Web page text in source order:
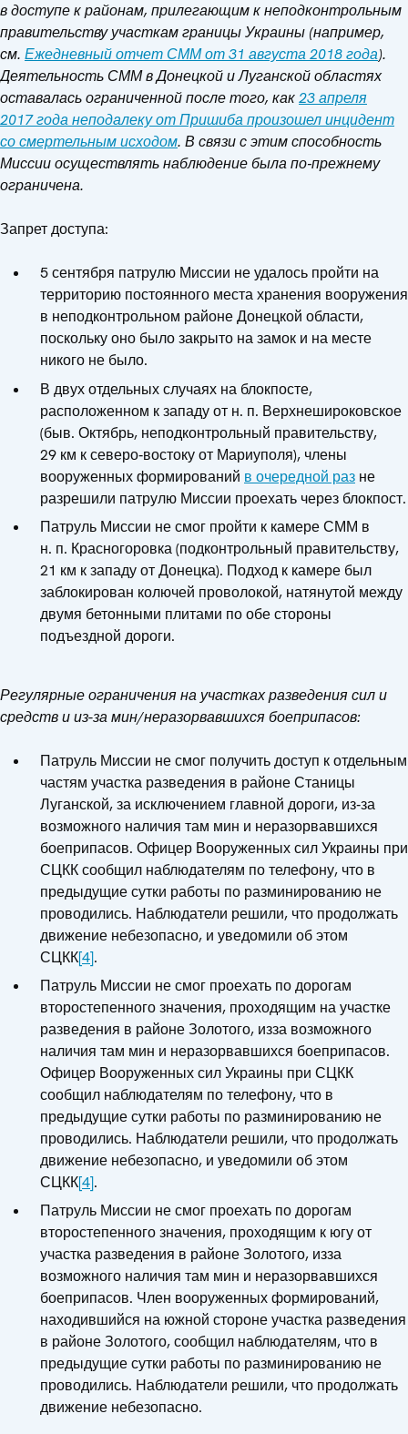
в доступе к районам, прилегающим к неподконтрольным
правительству участкам границы Украины (например,
см. Ежедневный отчет СММ от 31 августа 2018 года).
Деятельность СММ в Донецкой и Луганской областях
оставалась ограниченной после того, как23 апреля
2017 года неподалеку от Пришиба произошел инцидент
со смертельным исходом. В связи с этим способность
Миссии осуществлять наблюдение была по‑прежнему
ограничена.
Запрет доступа:
5 сентября патрулю Миссии не удалось пройти на
территорию постоянного места хранения вооружения
в неподконтрольном районе Донецкой области,
поскольку оно было закрыто на замок и на месте
никого не было.
В двух отдельных случаях на блокпосте,
расположенном к западу от н. п. Верхнешироковское
(быв. Октябрь, неподконтрольный правительству,
29 км к северо‑востоку от Мариуполя), члены
вооруженных формирований в очередной раз не
разрешили патрулю Миссии проехать через блокпост.
Патруль Миссии не смог пройти к камере СММ в
н. п. Красногоровка (подконтрольный правительству,
21 км к западу от Донецка). Подход к камере был
заблокирован колючей проволокой, натянутой между
двумя бетонными плитами по обе стороны
подъездной дороги.
Регулярные ограничения на участках разведения сил и
средств и из-за мин/неразорвавшихся боеприпасов:
Патруль Миссии не смог получить доступ к отдельным
частям участка разведения в районе Станицы
Луганской, за исключением главной дороги, из‑за
возможного наличия там мин и неразорвавшихся
боеприпасов. Офицер Вооруженных сил Украины при
СЦКК сообщил наблюдателям по телефону, что в
предыдущие сутки работы по разминированию не
проводились. Наблюдатели решили, что продолжать
движение небезопасно, и уведомили об этом
СЦКК[4].
Патруль Миссии не смог проехать по дорогам
второстепенного значения, проходящим на участке
разведения в районе Золотого, изза возможного
наличия там мин и неразорвавшихся боеприпасов.
Офицер Вооруженных сил Украины при СЦКК
сообщил наблюдателям по телефону, что в
предыдущие сутки работы по разминированию не
проводились. Наблюдатели решили, что продолжать
движение небезопасно, и уведомили об этом
СЦКК[4].
Патруль Миссии не смог проехать по дорогам
второстепенного значения, проходящим к югу от
участка разведения в районе Золотого, изза
возможного наличия там мин и неразорвавшихся
боеприпасов. Член вооруженных формирований,
находившийся на южной стороне участка разведения
в районе Золотого, сообщил наблюдателям, что в
предыдущие сутки работы по разминированию не
проводились. Наблюдатели решили, что продолжать
движение небезопасно.